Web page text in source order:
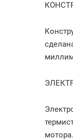
мотора.